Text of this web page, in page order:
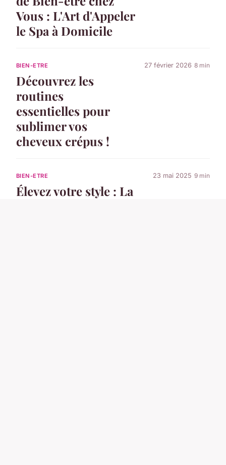
Vous : L'Art d'Appeler
le Spa à Domicile
BIEN-ETRE
Découvrez les
routines
essentielles pour
sublimer vos
cheveux crépus !
27 février 2026 8 min
BIEN-ETRE
Élevez votre style : La
23 mai 2025 9 min